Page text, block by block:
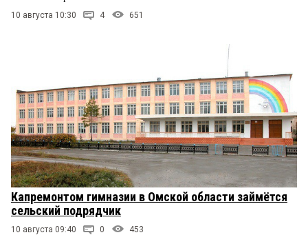
10 августа 10:30 4 651
Капремонтом гимназии в Омской области займётся
сельский подрядчик
10 августа 09:40 0 453